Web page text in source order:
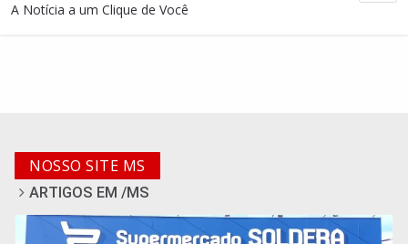
A Notícia a um Clique de Você
NOSSO SITE MS
ARTIGOS EM /MS